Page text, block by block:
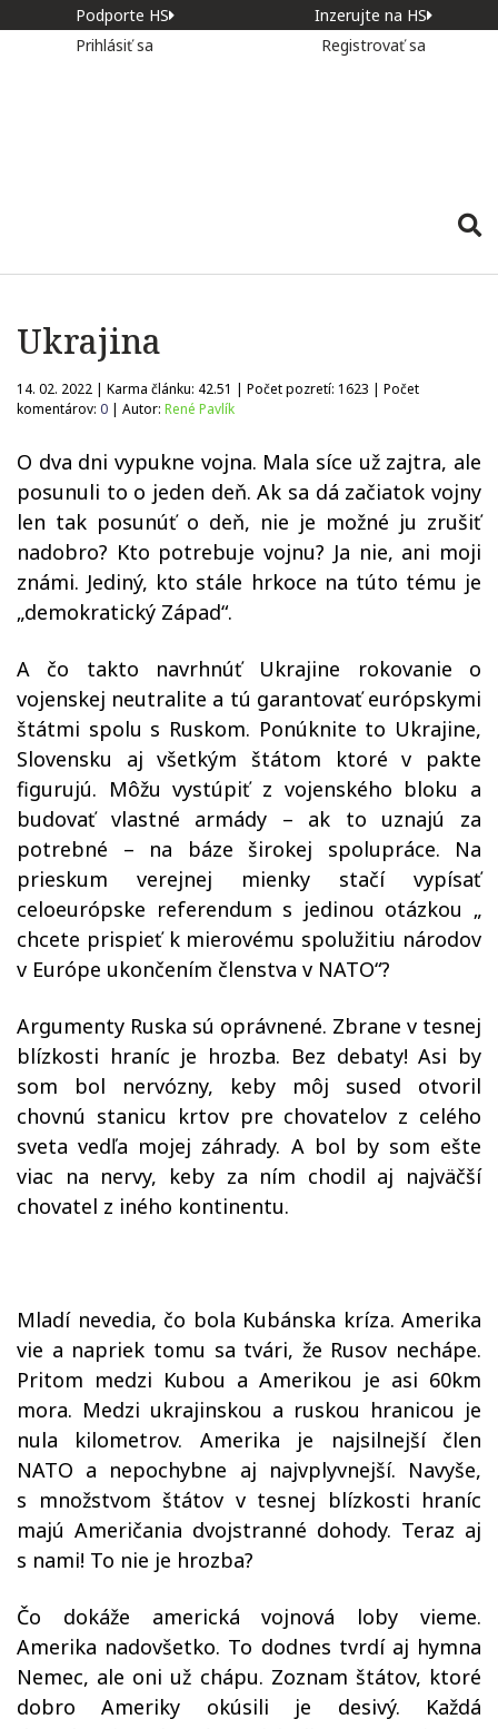
Podporte HS
Inzerujte na HS
Prihlásiť sa
Registrovať sa
Ukrajina
14. 02. 2022 | Karma článku: 42.51 | Počet pozretí: 1623 | Počet
komentárov: 0 | Autor: René Pavlík
O dva dni vypukne vojna. Mala síce už zajtra, ale
posunuli to o jeden deň. Ak sa dá začiatok vojny
len tak posunúť o deň, nie je možné ju zrušiť
nadobro? Kto potrebuje vojnu? Ja nie, ani moji
známi. Jediný, kto stále hrkoce na túto tému je
„demokratický Západ“.
A čo takto navrhnúť Ukrajine rokovanie o
vojenskej neutralite a tú garantovať európskymi
štátmi spolu s Ruskom. Ponúknite to Ukrajine,
Slovensku aj všetkým štátom ktoré v pakte
figurujú. Môžu vystúpiť z vojenského bloku a
budovať vlastné armády – ak to uznajú za
potrebné – na báze širokej spolupráce. Na
prieskum verejnej mienky stačí vypísať
celoeurópske referendum s jedinou otázkou „
chcete prispieť k mierovému spolužitiu národov
v Európe ukončením členstva v NATO“?
Argumenty Ruska sú oprávnené. Zbrane v tesnej
blízkosti hraníc je hrozba. Bez debaty! Asi by
som bol nervózny, keby môj sused otvoril
chovnú stanicu krtov pre chovatelov z celého
sveta vedľa mojej záhrady. A bol by som ešte
viac na nervy, keby za ním chodil aj najväčší
chovatel z iného kontinentu.
Mladí nevedia, čo bola Kubánska kríza. Amerika
vie a napriek tomu sa tvári, že Rusov nechápe.
Pritom medzi Kubou a Amerikou je asi 60km
mora. Medzi ukrajinskou a ruskou hranicou je
nula kilometrov. Amerika je najsilnejší člen
NATO a nepochybne aj najvplyvnejší. Navyše,
s množstvom štátov v tesnej blízkosti hraníc
majú Američania dvojstranné dohody. Teraz aj
s nami! To nie je hrozba?
Čo dokáže americká vojnová loby vieme.
Amerika nadovšetko. To dodnes tvrdí aj hymna
Nemec, ale oni už chápu. Zoznam štátov, ktoré
dobro Ameriky okúsili je desivý. Každá